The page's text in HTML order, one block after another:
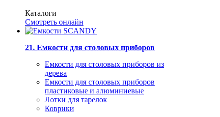
Каталоги
Смотреть онлайн
21. Емкости для столовых приборов
Емкости для столовых приборов из
дерева
Емкости для столовых приборов
пластиковые и алюминиевые
Лотки для тарелок
Коврики